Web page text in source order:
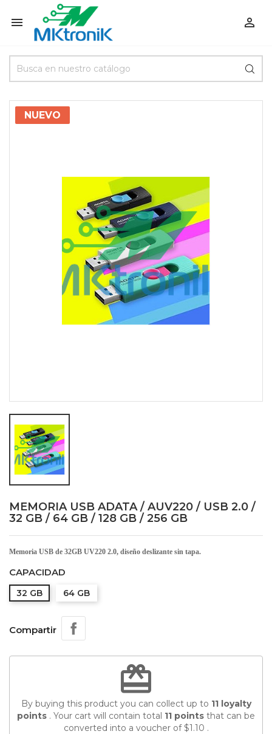
 
NUEVO
MEMORIA USB ADATA / AUV220 / USB 2.0 /
32 GB / 64 GB / 128 GB / 256 GB
Memoria USB de 32GB UV220 2.0, diseño deslizante sin tapa.
CAPACIDAD
32 GB 64 GB
Compartir
redeem
By buying this product you can collect up to 11loyalty
points . Your cart will contain total 11 points that can be
converted into a voucher of$1.10 .